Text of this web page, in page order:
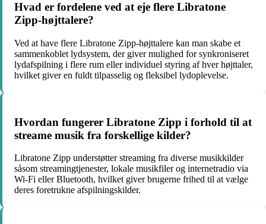
Hvad er fordelene ved at eje flere Libratone
Zipp-højttalere?
Ved at have flere Libratone Zipp-højttalere kan man skabe et
sammenkoblet lydsystem, der giver mulighed for synkroniseret
lydafspilning i flere rum eller individuel styring af hver højttaler,
hvilket giver en fuldt tilpasselig og fleksibel lydoplevelse.
Hvordan fungerer Libratone Zipp i forhold til at
streame musik fra forskellige kilder?
Libratone Zipp understøtter streaming fra diverse musikkilder
såsom streamingtjenester, lokale musikfiler og internetradio via
Wi-Fi eller Bluetooth, hvilket giver brugerne frihed til at vælge
deres foretrukne afspilningskilder.